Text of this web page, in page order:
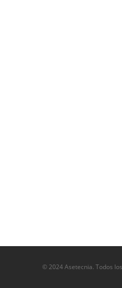
© 2024 Asetecnia. Todos